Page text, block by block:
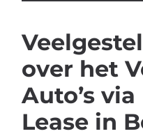
over het
Auto’s
Lease in